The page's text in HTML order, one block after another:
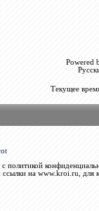
Powered
Текущее
ссылки на www.kroi.ru, для